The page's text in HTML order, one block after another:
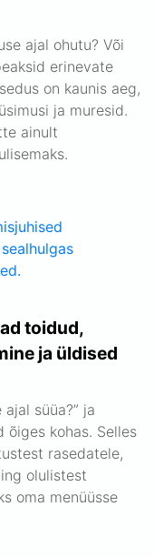
ajal ohutu? Või
erinevate
on kaunis aeg,
ja muresid.
ainult
toidud,
ja üldised
süüa?” ja
õiges kohas. Selles
rasedatele,
olulistest
oma menüüsse